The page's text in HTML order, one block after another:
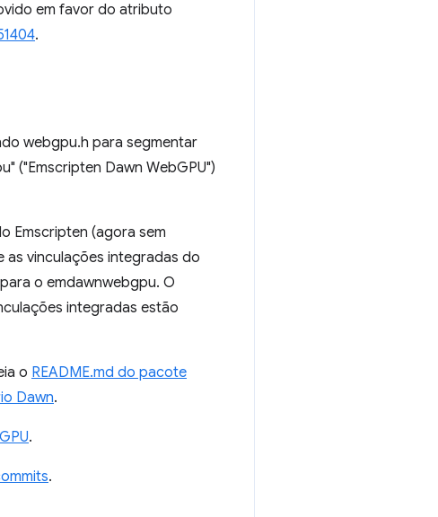
em favor do atributo
.
webgpu.h para segmentar
("Emscripten Dawn WebGPU")
Emscripten (agora sem
as vinculações integradas do
o emdawnwebgpu. O
integradas estão
o README.md do pacote
Dawn.
.
.